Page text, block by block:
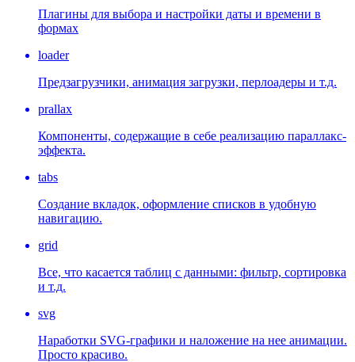
Плагины для выбора и настройки даты и времени в
формах
loader
Предзагрузчики, анимация загрузки, перлоадеры и т.д.
prallax
Компоненты, содержащие в себе реализацию параллакс-
эффекта.
tabs
Создание вкладок, оформление списков в удобную
навигацию.
grid
Все, что касается таблиц с данными: фильтр, сортировка
и т.д.
svg
Наработки SVG-графики и наложение на нее анимации.
Просто красиво.